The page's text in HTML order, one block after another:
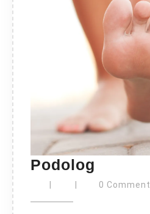
Podolog
0 Comment